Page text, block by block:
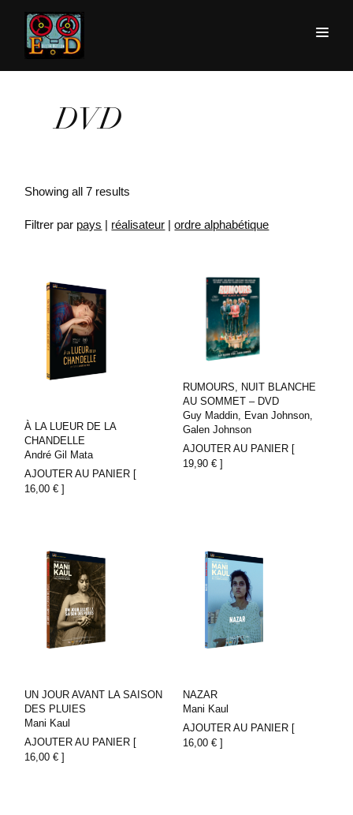
DVD
Showing all 7 results
Filtrer par pays | réalisateur |ordre alphabétique
À LA LUEUR DE LA
CHANDELLE
André Gil Mata
AJOUTER AU PANIER [
16,00€ ]
RUMOURS, NUIT BLANCHE
AU SOMMET – DVD
Guy Maddin, Evan Johnson,
Galen Johnson
AJOUTER AU PANIER [
19,90 €]
UN JOUR AVANT LA SAISON
DES PLUIES
Mani Kaul
AJOUTER AU PANIER [
16,00€ ]
NAZAR
Mani Kaul
AJOUTER AU PANIER [
16,00 €]